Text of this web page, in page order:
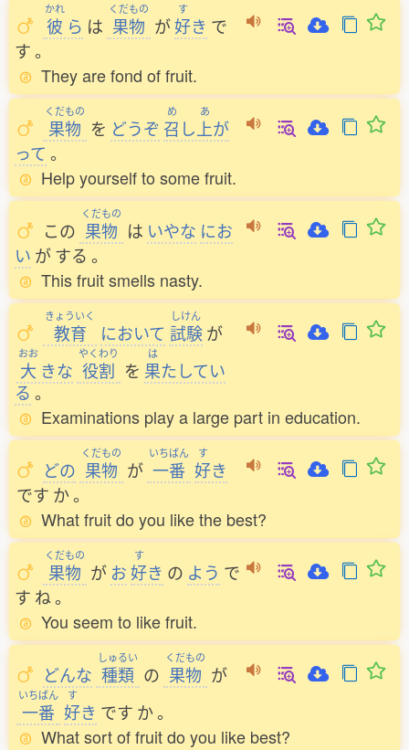
かれ
彼 ら は
くだもの
果物 が
す
好き で
す。
They are fond of fruit.
くだもの
果物 を どうぞ
め
召 し
あ
上が
って 。
Help yourself to some fruit.
この
くだもの
果物 は いやな にお
い がする 。
This fruit smells nasty.
きょういく
教育 において
しけん
試験 が
おお
大 きな
やくわり
役割 を
は
果たしてい
る 。
Examinations play a large part in education.
どの
くだもの
果物 が
いちばん
一番
す
好き
です か。
What fruit do you like the best?
くだもの
果物 が お
す
好き の よう で
す ね。
You seem to like fruit.
どんな
しゅるい
種類 の
くだもの
果物 が
いちばん
一番
す
好き です か。
What sort of fruit do you like best?